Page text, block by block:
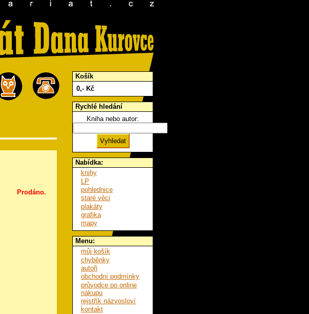
Prodáno.
Košík
0,- Kč
Rychlé hledání
Kniha nebo autor:
Nabídka:
knihy
LP
pohlednice
staré věci
plakáty
grafika
mapy
Menu:
můj košík
chyběnky
autoři
obchodní podmínky
průvodce po online
nákupu
rejstřík názvosloví
kontakt